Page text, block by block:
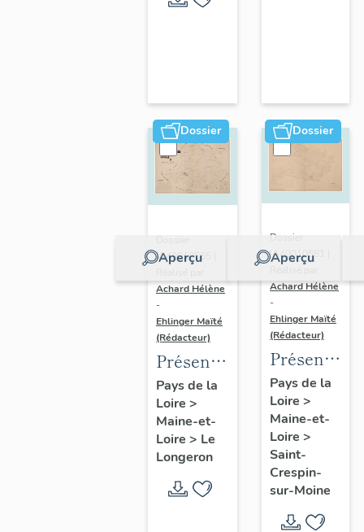
Dossier
Aperçu
IA49010565 |
Achard Hélène
-
Ehlinger Maïté
(Rédacteur)
Présentation
du
patrimoine
industriel
de la
commune
du
Pays de la
Loire >
Maine-et-
Loire > Le
Longeron
Dossier
Aperçu
Dossier
IA49010581 |
Achard Hélène
-
Ehlinger Maïté
(Rédacteur)
du
patrimoine
industriel
de la
commune
de Saint-
Crespin-
Pays de la
Loire >
Maine-et-
Loire >
Saint-
Crespin-
sur-Moine